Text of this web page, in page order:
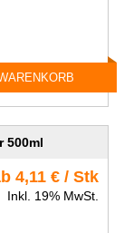
500ml
4,11 € / Stk
Inkl. 19% MwSt.